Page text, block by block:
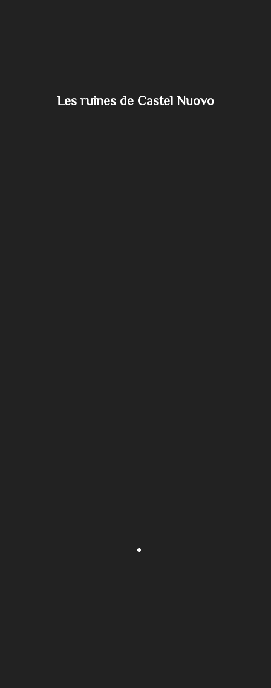
Les ruines de Castel Nuovo